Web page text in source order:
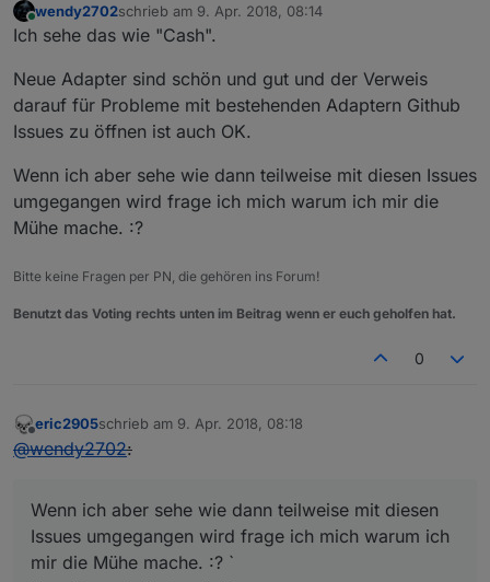
Online
wendy2702schrieb am 9. Apr. 2018, 08:14
zuletzt editiert von
Ich sehe das wie "Cash".
Neue Adapter sind schön und gut und der Verweis
darauf für Probleme mit bestehenden Adaptern Github
Issues zu öffnen ist auch OK.
Wenn ich aber sehe wie dann teilweise mit diesen Issues
umgegangen wird frage ich mich warum ich mir die
Mühe mache. :?
Bitte keine Fragen per PN, die gehören ins Forum!
Benutzt das Voting rechts unten im Beitrag wenn er euch geholfen hat.
0
Offline
eric2905schrieb am 9. Apr. 2018, 08:18
zuletzt editiert von
@wendy2702:
Wenn ich aber sehe wie dann teilweise mit diesen
Issues umgegangen wird frage ich mich warum ich
mir die Mühe mache. :? `